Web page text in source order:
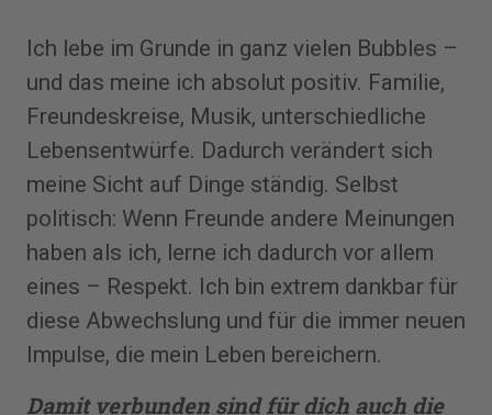
Ich lebe im Grunde in ganz vielen Bubbles –
und das meine ich absolut positiv. Familie,
Freundeskreise, Musik, unterschiedliche
Lebensentwürfe. Dadurch verändert sich
meine Sicht auf Dinge ständig. Selbst
politisch: Wenn Freunde andere Meinungen
haben als ich, lerne ich dadurch vor allem
eines – Respekt. Ich bin extrem dankbar für
diese Abwechslung und für die immer neuen
Impulse, die mein Leben bereichern.
Damit verbunden sind für dich auch die